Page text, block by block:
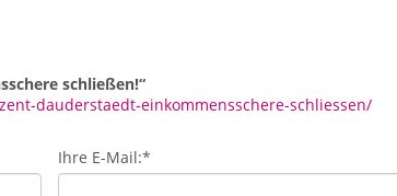
schließen!“
dauderstaedt-einkommensschere-schliessen/
Ihre E-Mail:*